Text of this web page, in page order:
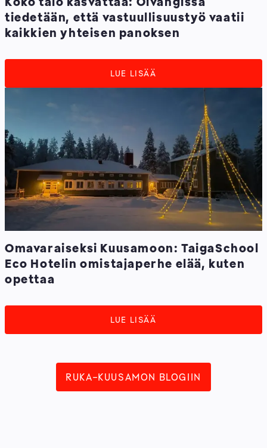
tiedetään, että vastuullisuustyö vaatii
kaikkien yhteisen panoksen
LUE LISÄÄ
Omavaraiseksi Kuusamoon: TaigaSchool
Eco Hotelin omistajaperhe elää, kuten
opettaa
LUE LISÄÄ
RUKA-KUUSAMON BLOGIIN